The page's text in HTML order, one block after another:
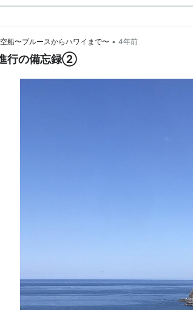
船〜ブルースからハワイまで〜 • 4年前
行の備忘録②